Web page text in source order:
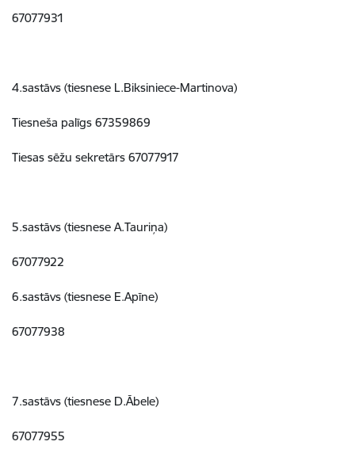
67077931
4.sastāvs (tiesnese L.Biksiniece-Martinova)
Tiesneša palīgs 67359869
Tiesas sēžu sekretārs 67077917
5.sastāvs (tiesnese A.Tauriņa)
67077922
6.sastāvs (tiesnese E.Apīne)
67077938
7.sastāvs (tiesnese D.Ābele)
67077955